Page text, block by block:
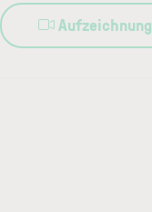
Aufzeichnung